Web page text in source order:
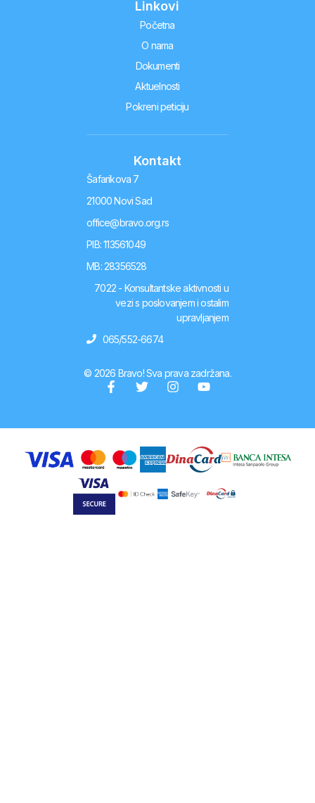
Linkovi
Početna
O nama
Dokumenti
Aktuelnosti
Pokreni peticiju
Kontakt
Šafarikova 7
21000 Novi Sad
office@bravo.org.rs
PIB: 113561049
MB: 28356528
7022 - Konsultantske aktivnosti u
vezi s poslovanjem i ostalim
upravljanjem
065/552-6674
© 2026 Bravo! Sva prava zadržana.